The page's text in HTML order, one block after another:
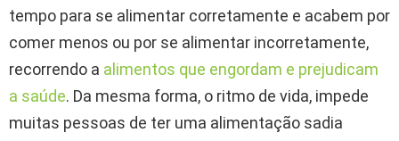
tempo para se alimentar corretamente e acabem por
comer menos ou por se alimentar incorretamente,
recorrendo a alimentos que engordam e prejudicam
a saúde. Da mesma forma, o ritmo de vida, impede
muitas pessoas de ter uma alimentação sadia